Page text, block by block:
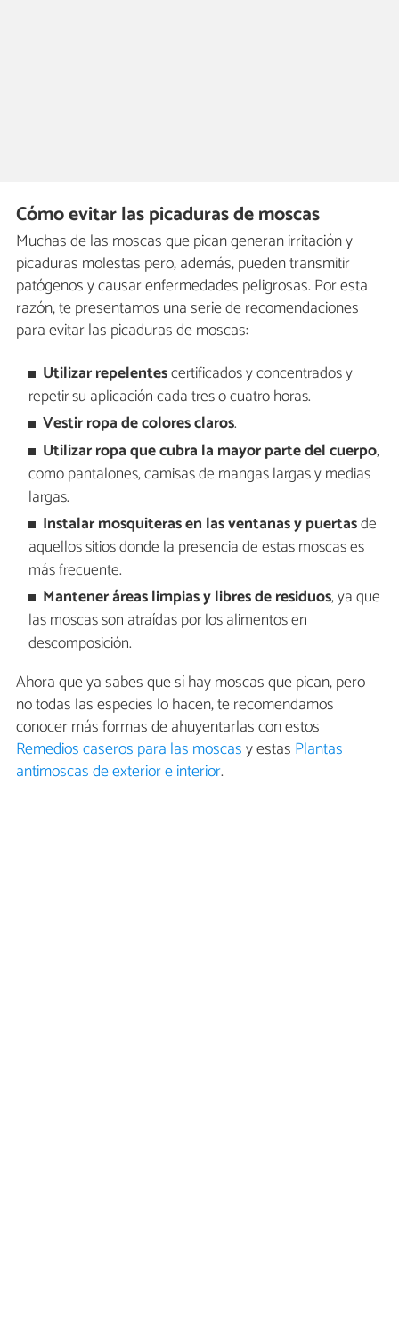
Cómo evitar las picaduras de moscas
Muchas de las moscas que pican generan irritación y
picaduras molestas pero, además, pueden transmitir
patógenos y causar enfermedades peligrosas. Por esta
razón, te presentamos una serie de recomendaciones
para evitar las picaduras de moscas:
Utilizar repelentescertificados y concentrados y
repetir su aplicación cada tres o cuatro horas.
Vestir ropa de colores claros.
Utilizar ropa que cubra la mayor parte del cuerpo,
como pantalones, camisas de mangas largas y medias
largas.
Instalar mosquiteras en las ventanas y puertasde
aquellos sitios donde la presencia de estas moscas es
más frecuente.
Mantener áreas limpias y libres de residuos, ya que
las moscas son atraídas por los alimentos en
descomposición.
Ahora que ya sabes que sí hay moscas que pican, pero
no todas las especies lo hacen, te recomendamos
conocer más formas de ahuyentarlas con estos
Remedios caseros para las moscasy estas Plantas
antimoscas de exterior e interior.